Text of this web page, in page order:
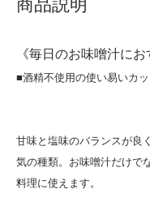
商品説明
《毎日のお味噌汁にお
■酒精不使用の使い易いカ
甘味と塩味のバランスが良
気の種類。お味噌汁だけで
料理に使えます。